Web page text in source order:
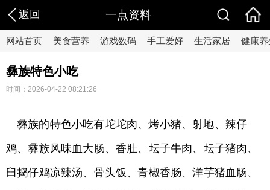
返回 一点资料
网站首页 美食营养 游戏数码 手工爱好 生活家居 健康养
彝族特色小吃
时间：2026-04-22 08:21:26
彝族的特色小吃有坨坨肉、烤小猪、射地、辣仔
鸡、彝族风味血大肠、香肚、坛子牛肉、坛子猪肉、
臼捣仔鸡凉辣汤、骨头饭、青椒香肠、洋芋猪血肠、